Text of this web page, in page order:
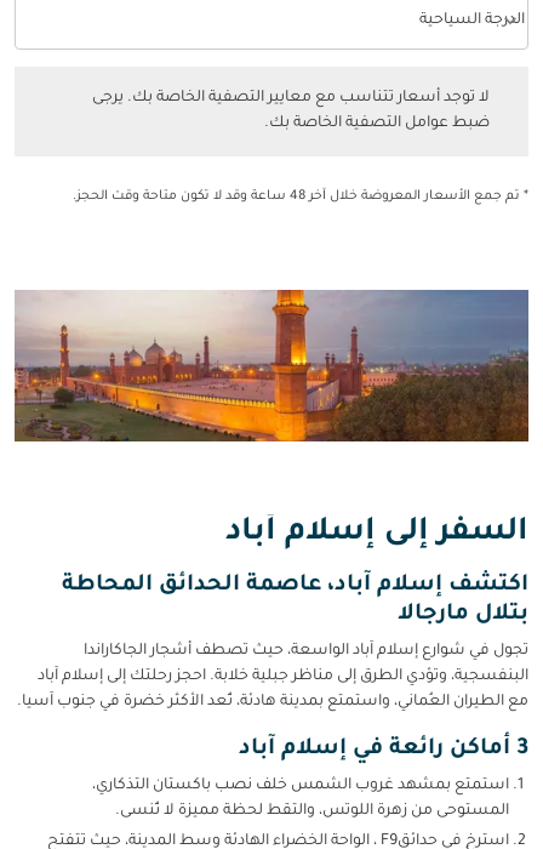
فئة المقصورة option الدرجة السياحية Selected
الدرجة السياحية
keyboard_arrow_down
لا توجد أسعار تتناسب مع معايير التصفية الخاصة بك. يرجى
ضبط عوامل التصفية الخاصة بك.
* تم جمع الأسعار المعروضة خلال آخر 48 ساعة وقد لا تكون متاحة وقت الحجز.
السفر إلى إسلام أباد
اكتشف إسلام آباد، عاصمة الحدائق المحاطة
بتلال مارجالا
تجول في شوارع إسلام آباد الواسعة، حيث تصطف أشجار الجاكاراندا
البنفسجية، وتؤدي الطرق إلى مناظر جبلية خلابة. احجز رحلتك إلى إسلام آباد
مع الطيران العُماني، واستمتع بمدينة هادئة، تُعد الأكثر خضرة في جنوب آسيا.
3 أماكن رائعة في إسلام آباد
استمتع بمشهد غروب الشمس خلف نصب باكستان التذكاري،
المستوحى من زهرة اللوتس، والتقط لحظة مميزة لا تُنسى.
استرخِ في حدائقF9 ، الواحة الخضراء الهادئة وسط المدينة، حيث تتفتح